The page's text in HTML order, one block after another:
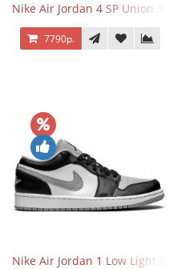
Nike Air Jordan 4 SP Union
7790р.
Nike Air Jordan 1 Low Light